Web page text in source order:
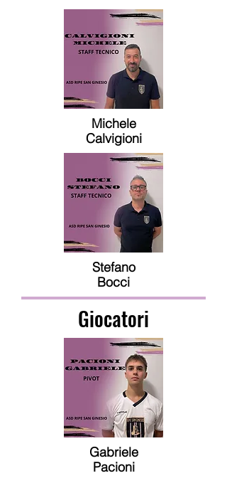
Michele
Calvigioni
Stefano
Bocci
Giocatori
Gabriele
Pacioni